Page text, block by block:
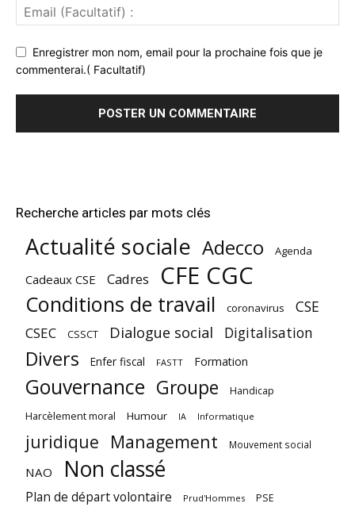
Enregistrer mon nom, email pour la prochaine fois que je
commenterai.( Facultatif)
Recherche articles par mots clés
Actualité sociale Adecco Agenda
Cadeaux CSE Cadres CFE CGC
Conditions de travail coronavirus CSE
CSEC CSSCT Dialogue social Digitalisation
Divers Enfer fiscal FASTT Formation
Gouvernance Groupe Handicap
Harcèlement moral Humour IA Informatique
juridique Management Mouvement social
NAO Non classé
Plan de départ volontaire Prud'Hommes PSE